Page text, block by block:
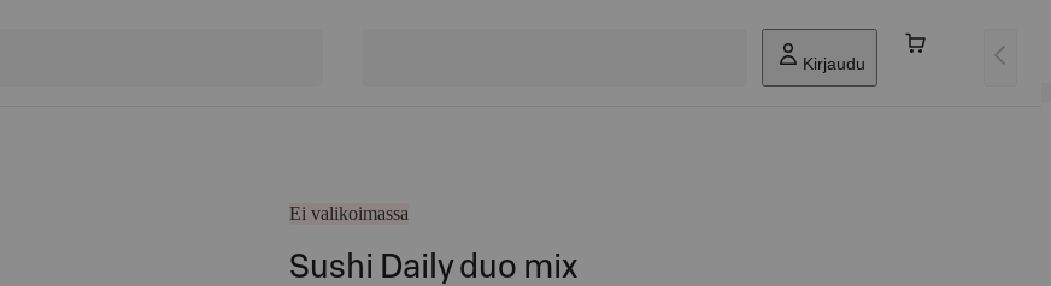
Kirjaudu
Ei valikoimassa
Sushi Daily duo mix